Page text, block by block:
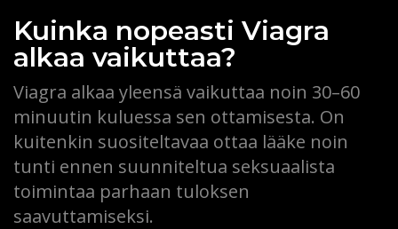
Kuinka nopeasti Viagra
alkaa vaikuttaa?
Viagra alkaa yleensä vaikuttaa noin 30–60
minuutin kuluessa sen ottamisesta. On
kuitenkin suositeltavaa ottaa lääke noin
tunti ennen suunniteltua seksuaalista
toimintaa parhaan tuloksen
saavuttamiseksi.